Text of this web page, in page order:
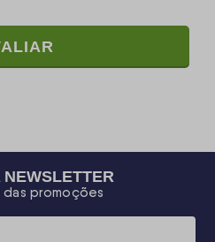
promoções